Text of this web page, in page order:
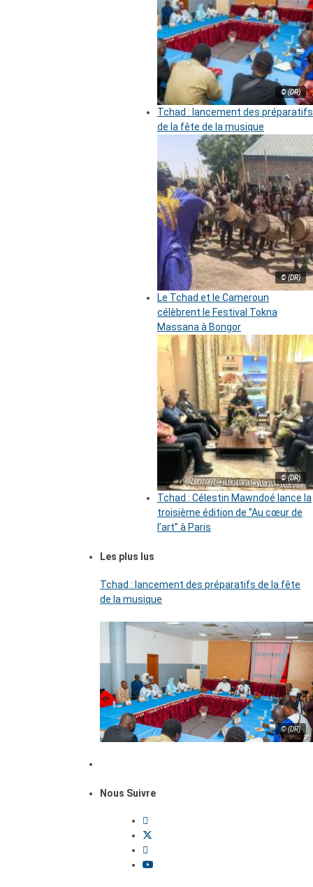
© (DR)
Tchad : lancement des préparatifs
de la fête de la musique
© (DR)
Le Tchad et le Cameroun
célèbrent le Festival Tokna
Massana à Bongor
© (DR)
Tchad : Célestin Mawndoé lance la
troisième édition de ‘’Au cœur de
l’art’’ à Paris
Les plus lus
Tchad : lancement des préparatifs de la fête
de la musique
© (DR)
Nous Suivre